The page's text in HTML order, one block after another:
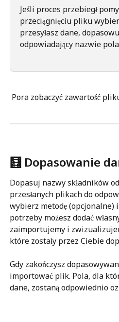
Jeśli proces przebiegł
przeciągnięciu pliku
przesyłasz dane,
odpowiadający nazwie
Pora zobaczyć zawartość
🧮 Dopasowanie
Dopasuj nazwy składników
przesłanych plikach do
wybierz metodę (opcjonalne)
potrzeby możesz dodać
zaimportujemy i
które zostały przez Ciebie
Gdy zakończysz
importować plik. Pola, dla
dane, zostaną odpowiednio